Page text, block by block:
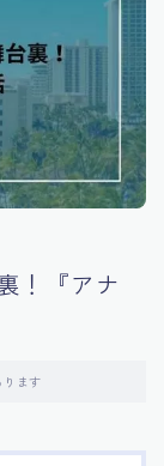
！『アナ
ます